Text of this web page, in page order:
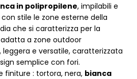
in polipropilene, impilabili e
stile le zone esterne della
che si caratterizza per la
a zone outdoor
leggera e versatile, caratterizzata
semplice con fori.
finiture : tortora, nera, bianca